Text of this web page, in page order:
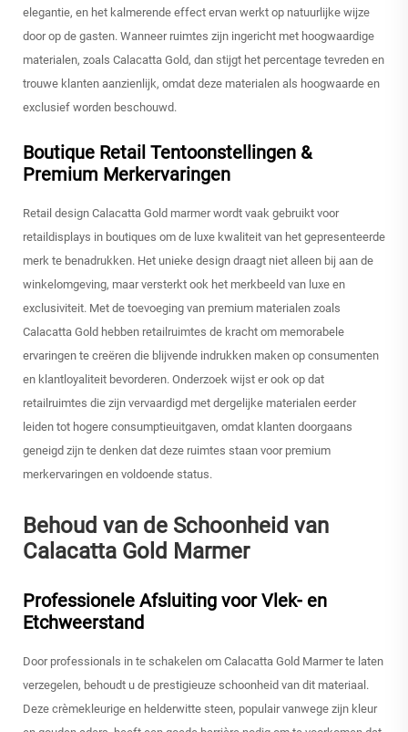
elegantie, en het kalmerende effect ervan werkt op natuurlijke wijze
door op de gasten. Wanneer ruimtes zijn ingericht met hoogwaardige
materialen, zoals Calacatta Gold, dan stijgt het percentage tevreden en
trouwe klanten aanzienlijk, omdat deze materialen als hoogwaarde en
exclusief worden beschouwd.
Boutique Retail Tentoonstellingen &
Premium Merkervaringen
Retail design Calacatta Gold marmer wordt vaak gebruikt voor
retaildisplays in boutiques om de luxe kwaliteit van het gepresenteerde
merk te benadrukken. Het unieke design draagt niet alleen bij aan de
winkelomgeving, maar versterkt ook het merkbeeld van luxe en
exclusiviteit. Met de toevoeging van premium materialen zoals
Calacatta Gold hebben retailruimtes de kracht om memorabele
ervaringen te creëren die blijvende indrukken maken op consumenten
en klantloyaliteit bevorderen. Onderzoek wijst er ook op dat
retailruimtes die zijn vervaardigd met dergelijke materialen eerder
leiden tot hogere consumptieuitgaven, omdat klanten doorgaans
geneigd zijn te denken dat deze ruimtes staan voor premium
merkervaringen en voldoende status.
Behoud van de Schoonheid van
Calacatta Gold Marmer
Professionele Afsluiting voor Vlek- en
Etchweerstand
Door professionals in te schakelen om Calacatta Gold Marmer te laten
verzegelen, behoudt u de prestigieuze schoonheid van dit materiaal.
Deze crèmekleurige en helderwitte steen, populair vanwege zijn kleur